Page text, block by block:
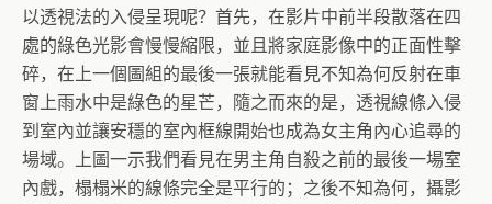
以透視法的入侵呈現呢？首先，在影片中前半段散落在四
處的綠色光影會慢慢縮限，並且將家庭影像中的正面性擊
碎，在上一個圖組的最後一張就能看見不知為何反射在車
窗上雨水中是綠色的星芒，隨之而來的是，透視線條入侵
到室內並讓安穩的室內框線開始也成為女主角內心追尋的
場域。上圖一示我們看見在男主角自殺之前的最後一場室
內戲，榻榻米的線條完全是平行的；之後不知為何，攝影